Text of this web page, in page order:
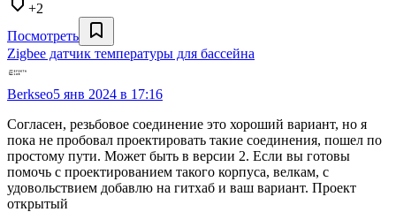
+2
Посмотреть
Zigbee датчик температуры для бассейна
Berkseo5 янв 2024 в 17:16
Согласен, резьбовое соединение это хороший вариант, но я
пока не пробовал проектировать такие соединения, пошел по
простому пути. Может быть в версии 2. Если вы готовы
помочь с проектированием такого корпуса, велкам, с
удовольствием добавлю на гитхаб и ваш вариант. Проект
открытый